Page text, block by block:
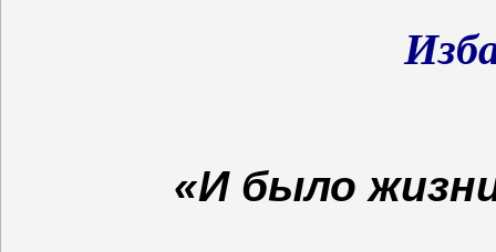
«И было